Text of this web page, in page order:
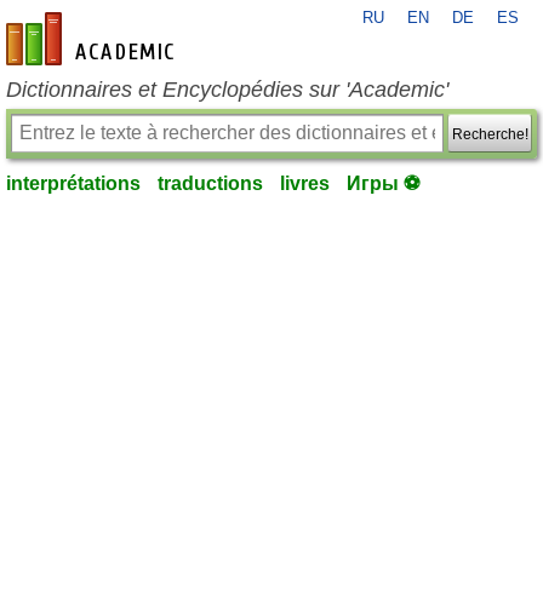
fr-academic.com
RU EN DE ES
Dictionnaires et Encyclopédies sur 'Academic'
Recherche!
interprétations traductions livres Игры ⚽